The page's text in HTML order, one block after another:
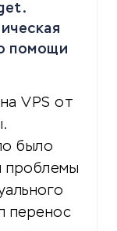
помощи
VPS от
было
проблемы
перенос